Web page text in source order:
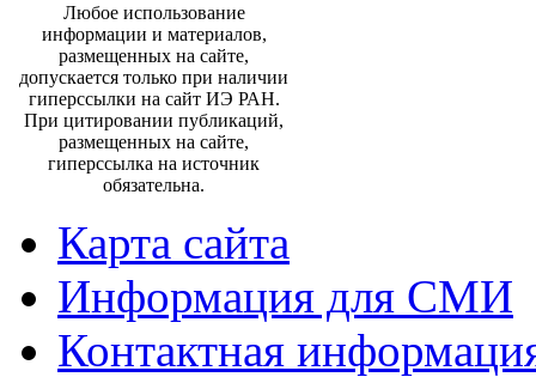
Любое использование
информации и материалов,
размещенных на сайте,
допускается только при наличии
гиперссылки на сайт ИЭ РАН.
При цитировании публикаций,
размещенных на сайте,
гиперссылка на источник
обязательна.
Карта сайта
Информация для СМИ
Контактная